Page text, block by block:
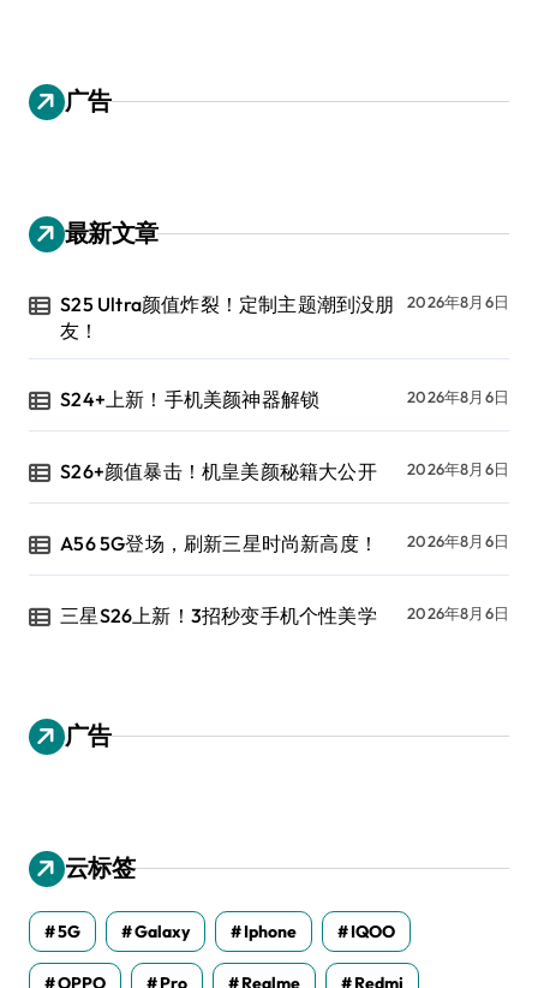
广告
最新文章
S25 Ultra颜值炸裂！定制主题潮到没朋
友！
2026年8月6日
S24+上新！手机美颜神器解锁 2026年8月6日
S26+颜值暴击！机皇美颜秘籍大公开 2026年8月6日
A56 5G登场，刷新三星时尚新高度！ 2026年8月6日
三星S26上新！3招秒变手机个性美学 2026年8月6日
广告
云标签
5G Galaxy Iphone IQOO
OPPO Pro Realme Redmi